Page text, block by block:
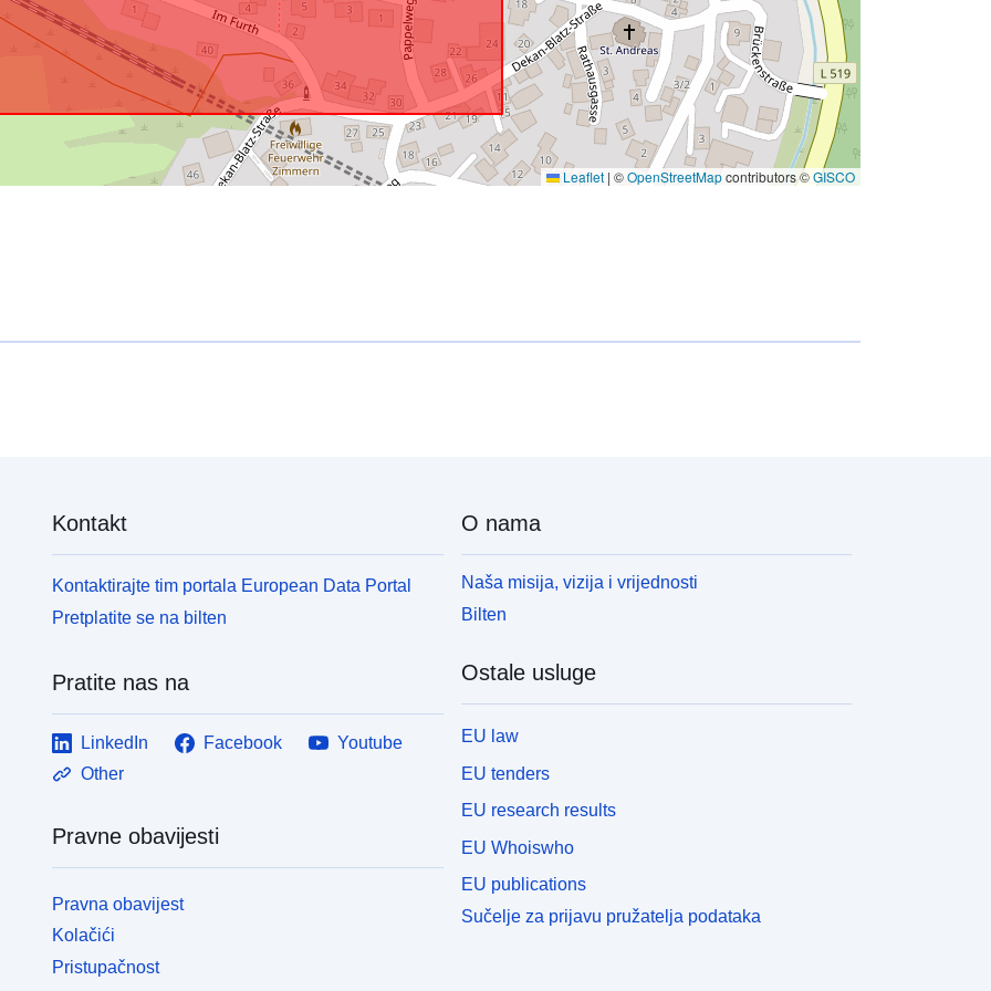
Leaflet | ©OpenStreetMapcontributors ©GISCO
Kontakt
Kontaktirajte tim portala European Data Portal
Pretplatite se na bilten
Pratite nas na
LinkedIn Facebook
Youtube
Other
Pravne obavijesti
Pravna obavijest
Kolačići
Pristupačnost
O nama
Naša misija, vizija i vrijednosti
Bilten
Ostale usluge
EU law
EU tenders
EU research results
EU Whoiswho
EU publications
Sučelje za prijavu pružatelja podataka